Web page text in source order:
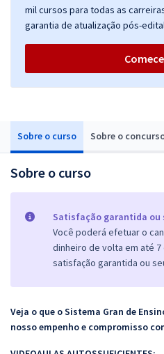
Sobre o curso Sobre o
Sobre o curso
Satisfação garantida ou
Você poderá efetuar o
dinheiro de volta em até 7
satisfação garantida ou
Veja o que o Sistema Gran de
nosso empenho e compromisso
mil cursos para todas as
garantia de atualização pós-